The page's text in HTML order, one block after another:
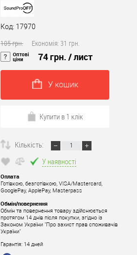
Код: 17970
105 грн. Економія: 31 грн.
Оптові
ціни 74 грн. / лист
У кошик
Купити в 1 клік
Кількість:
У наявності
Оплата
Готівкою, безготівкою, VISA/Mastercard,
GooglePay, ApplePay, Masterpass
Обмін/повернення
Обмін та повернення товару здійснюється
протягом 14 днів після покупки, згідно із
Законом України "Про захист прав споживачів
України"
Гарантія: 14 дней